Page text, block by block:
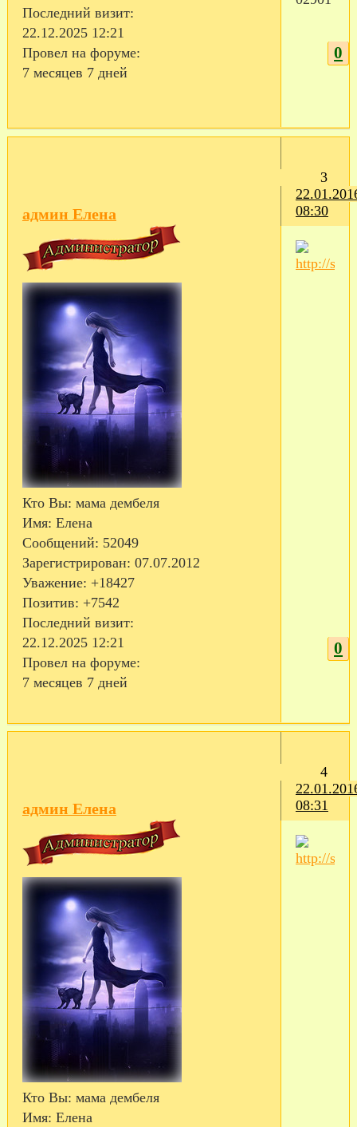
Последний визит:
22.12.2025 12:21
Провел на форуме:
7 месяцев 7 дней
0
3
08:30
админ Елена
Кто Вы: мама дембеля
Имя: Елена
Сообщений: 52049
Зарегистрирован: 07.07.2012
Уважение: +18427
Позитив: +7542
Последний визит:
22.12.2025 12:21
Провел на форуме:
7 месяцев 7 дней
0
4
08:31
админ Елена
Кто Вы: мама дембеля
Имя: Елена